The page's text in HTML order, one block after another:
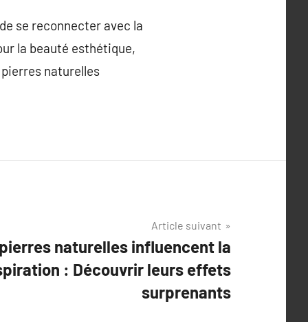
se reconnecter avec la
la beauté esthétique,
naturelles
Article suivant
naturelles influencent la
: Découvrir leurs effets
surprenants